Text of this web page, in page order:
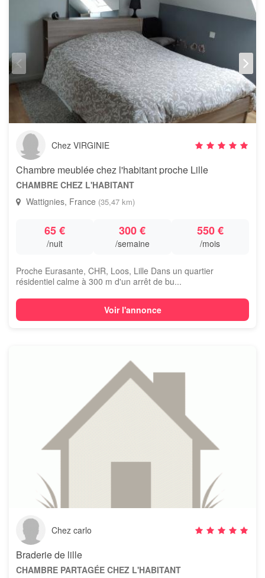
Chez VIRGINIE
Chambre meublée chez l'habitant proche Lille
CHAMBRE CHEZ L'HABITANT
Wattignies, France (35,47 km)
65 €
/nuit
300 €
/semaine
550 €
/mois
Proche Eurasante, CHR, Loos, Lille Dans un quartier
résidentiel calme à 300 m d'un arrêt de bu...
Voir l'annonce
Chez carlo
Braderie de lille
CHAMBRE PARTAGÉE CHEZ L'HABITANT